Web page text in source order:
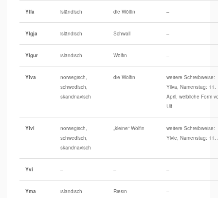
Ylfa isländisch die Wölfin –
Ylgja isländisch Schwall –
Ylgur isländisch Wölfin –
Ylva
norwegisch,
schwedisch,
skandnavisch
die Wölfin
weitere Schreibweise:
Yilva, Namenstag: 11.
April, weibliche Form
Ulf
Ylvi
norwegisch,
schwedisch,
skandnavisch
„kleine“ Wölfin
weitere Schreibweise:
Ylvie, Namenstag: 11.
Yvi – – –
Yma isländisch Riesin –